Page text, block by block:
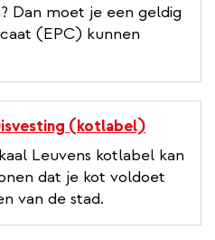
Dan moet je een geldig
(EPC) kunnen
(kotlabel)
Leuvens kotlabel kan
dat je kot voldoet
van de stad.